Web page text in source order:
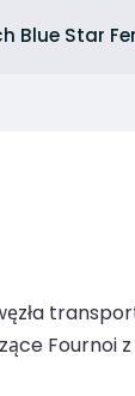
Star
Fournoi